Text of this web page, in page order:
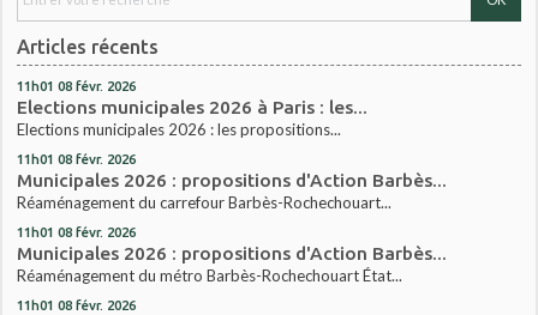
Articles récents
11h01 08 févr. 2026
Elections municipales 2026 à Paris : les...
Elections municipales 2026 : les propositions...
11h01 08 févr. 2026
Municipales 2026 : propositions d'Action Barbès...
Réaménagement du carrefour Barbès-Rochechouart...
11h01 08 févr. 2026
Municipales 2026 : propositions d'Action Barbès...
Réaménagement du métro Barbès-Rochechouart État...
11h01 08 févr. 2026